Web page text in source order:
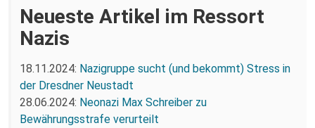
Neueste Artikel im Ressort
Nazis
18.11.2024: Nazigruppe sucht (und bekommt) Stress in
der Dresdner Neustadt
28.06.2024: Neonazi Max Schreiber zu
Bewährungsstrafe verurteilt